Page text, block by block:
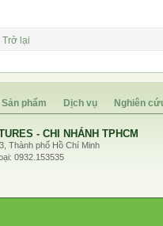
Trở lại
Sản phẩm Dịch vụ Nghiên
- CHI NHÁNH TPHCM
Thành phố Hồ Chí Minh
0932.153535